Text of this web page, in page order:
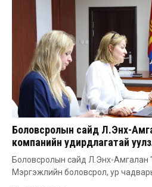
Боловсролын сайд Л.Энх-
компанийн удирдлагатай
Боловсролын сайд Л.Энх-Амгалан
Мэргэжлийн боловсрол, ур